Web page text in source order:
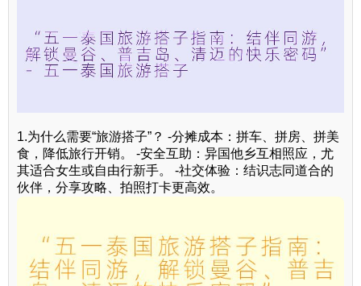
1.为什么需要“旅游搭子”？ -分摊成本：拼车、拼房、拼美
食，降低旅行开销。 -安全互助：异国他乡互相照应，尤
其适合女生或自由行新手。 -社交体验：结识志同道合的
伙伴，分享攻略、拍照打卡更高效。